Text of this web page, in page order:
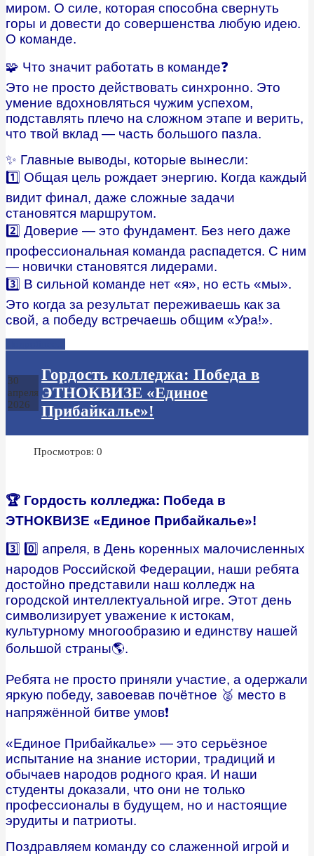
миром. О силе, которая способна свернуть
горы и довести до совершенства любую идею.
О команде.
🧩 Что значит работать в команде❓
Это не просто действовать синхронно. Это
умение вдохновляться чужим успехом,
подставлять плечо на сложном этапе и верить,
что твой вклад — часть большого пазла.
✨ Главные выводы, которые вынесли:
1️⃣ Общая цель рождает энергию. Когда каждый
видит финал, даже сложные задачи
становятся маршрутом.
2️⃣ Доверие — это фундамент. Без него даже
профессиональная команда распадется. С ним
— новички становятся лидерами.
3️⃣ В сильной команде нет «я», но есть «мы».
Это когда за результат переживаешь как за
свой, а победу встречаешь общим «Ура!».
30
апреля
2026
Гордость колледжа: Победа в
ЭТНОКВИЗЕ «Единое
Прибайкалье»!
Просмотров: 0
🏆 Гордость колледжа: Победа в
ЭТНОКВИЗЕ «Единое Прибайкалье»!
3️⃣ 0️⃣ апреля, в День коренных малочисленных
народов Российской Федерации, наши ребята
достойно представили наш колледж на
городской интеллектуальной игре. Этот день
символизирует уважение к истокам,
культурному многообразию и единству нашей
большой страны🌎.
Ребята не просто приняли участие, а одержали
яркую победу, завоевав почётное 🥈 место в
напряжённой битве умов❗️
«Единое Прибайкалье» — это серьёзное
испытание на знание истории, традиций и
обычаев народов родного края. И наши
студенты доказали, что они не только
профессионалы в будущем, но и настоящие
эрудиты и патриоты.
Поздравляем команду со слаженной игрой и